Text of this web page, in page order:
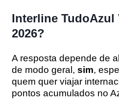
Interline TudoAzul
2026?
A resposta depende de
de modo geral, sim,
quem quer viajar
pontos acumulados no